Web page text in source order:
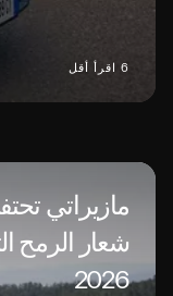
6 اقرأ أقل
مازيراتي
2026